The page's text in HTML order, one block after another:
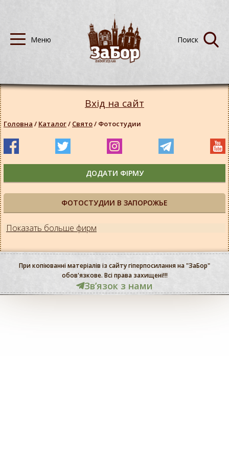
ФОТОСТУДИИ В ЗАПОРОЖЬЕ
Показать больше фирм
Вхід на сайт
Головна / Каталог/ Свято/ Фотостудии
ДОДАТИ ФІРМУ
При копіюванні матеріалів із сайту гіперпосилання на "ЗаБор"
обов'язкове. Всі права захищені!!!
Звʼязок з нами